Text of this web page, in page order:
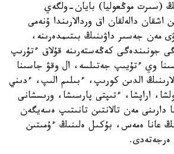
(سىرت موڭعوليا) بايان-ولگەي
اشقان دالەلقان اق وردالارىندا ۇنەمى
مەن جەسىر داۋىنىڭ بىتىمدەرىنە،
جونىندەگى كەڭەستەرىنە قۇلاق ءتۇرىپ
وي ءتۇيىپ جەتىلسە، ال وقۋ جاسىنا
الدىن كورىپ، ءبىلىم الىپ، ءدىني
اراپشا، ءتىپتى پارسىشا، ورىسشانى
دارىنى مەن تالانتىن تانىتىپ ەسەيگەن
عانا ەمەس، بۇكىل ەلىنىڭ ءۇمىتىن
ەرجەتەدى.